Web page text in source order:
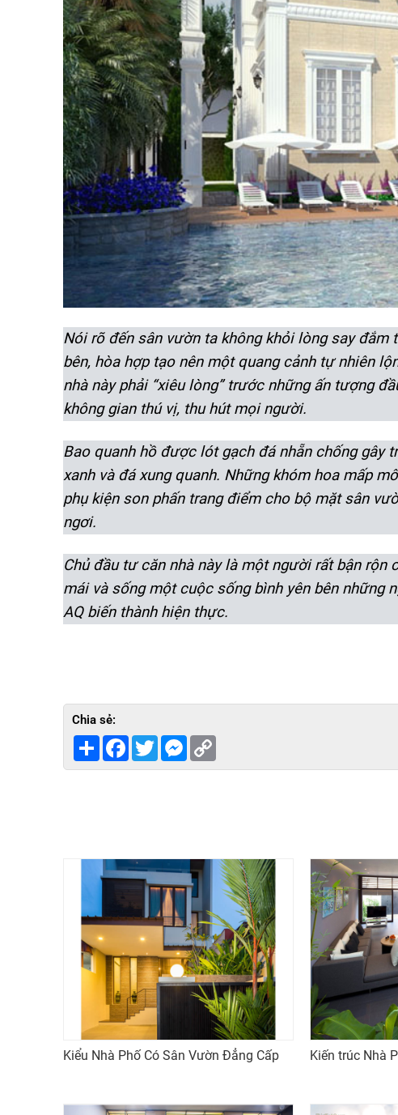
Nói rõ đến sân vườn ta không khỏi lòng say
bên, hòa hợp tạo nên một quang cảnh tự nhiên
nhà này phải “xiêu lòng” trước những ấn tượng
không gian thú vị, thu hút mọi người.
Bao quanh hồ được lót gạch đá nhẵn chống
xanh và đá xung quanh. Những khóm hoa mấp
phụ kiện son phấn trang điểm cho bộ mặt sân
ngơi.
Chủ đầu tư căn nhà này là một người rất bận
mái và sống một cuộc sống bình yên bên những
AQ biến thành hiện thực.
Chia sẻ:
Share Facebook
TwitterMessenger
Kiểu Nhà Phố Có Sân Vườn Đẳng Cấp Kiến trúc Nhà